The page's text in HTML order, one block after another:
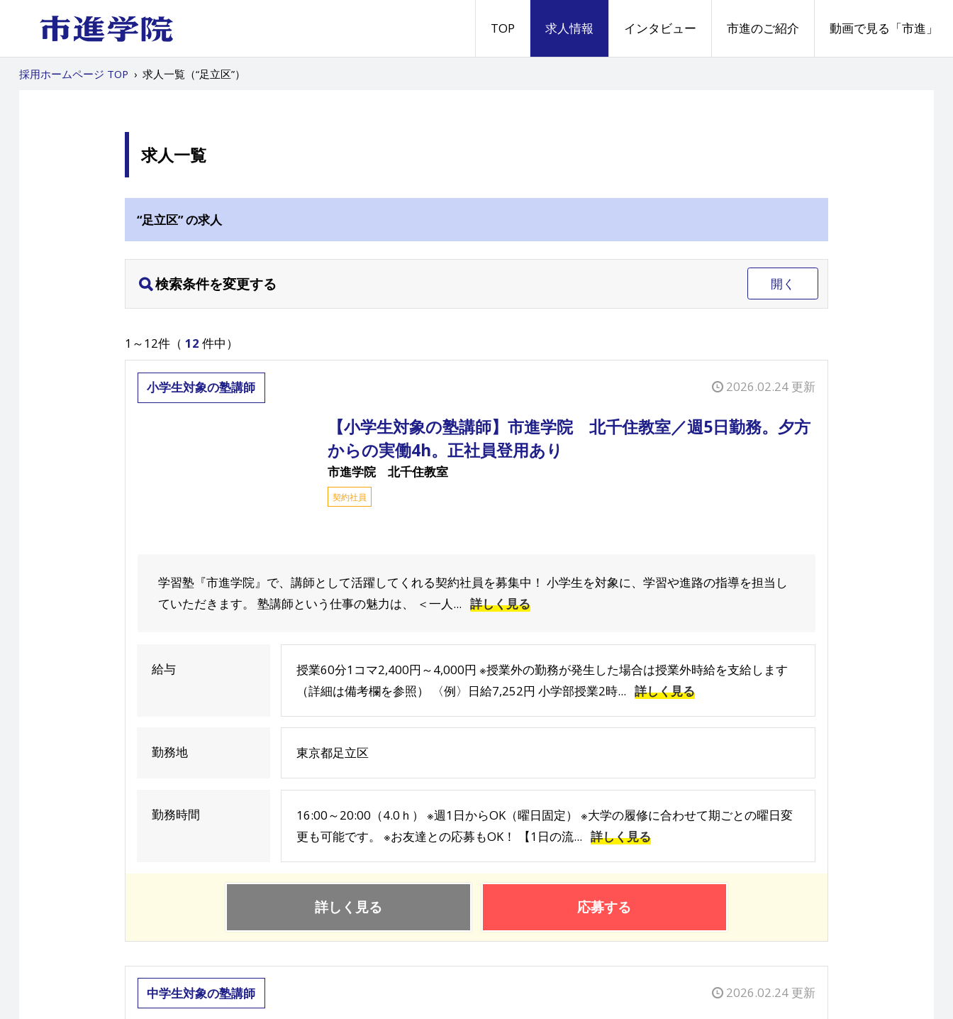
TOP 求人情報 インタビュー 市進のご紹介 動画で見る「市進」
採用ホームページ TOP › 求人一覧（“足立区”）
求人一覧
“足立区” の求人
検索条件を変更する 開く
1～12件（ 12 件中）
小学生対象の塾講師 2026.02.24 更新
【小学生対象の塾講師】市進学院 北千住教室／週5日勤務。夕方
からの実働4h。正社員登用あり
市進学院 北千住教室
契約社員
学習塾『市進学院』で、講師として活躍してくれる契約社員を募集中！ 小学生を対象に、学習や進路の指導を担当し
ていただきます。 塾講師という仕事の魅力は、 ＜一人... 詳しく見る
給与
授業60分1コマ2,400円～4,000円 ※授業外の勤務が発生した場合は授業外時給を支給します
（詳細は備考欄を参照） 〈例〉日給7,252円 小学部授業2時... 詳しく見る
勤務地 東京都足立区
勤務時間
16:00～20:00（4.0ｈ） ※週1日からOK（曜日固定） ※大学の履修に合わせて期ごとの曜日変
更も可能です。 ※お友達との応募もOK！ 【1日の流... 詳しく見る
詳しく見る 応募する
中学生対象の塾講師 2026.02.24 更新